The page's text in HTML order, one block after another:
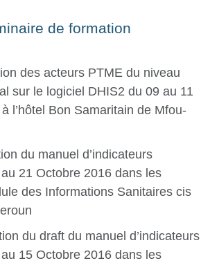
de formation
des acteurs PTME du niveau
sur le logiciel DHIS2 du 09 au 11
l’hôtel Bon Samaritain de Mfou-
du manuel d’indicateurs
21 Octobre 2016 dans les
des Informations Sanitaires cis
du draft du manuel d’indicateurs
15 Octobre 2016 dans les